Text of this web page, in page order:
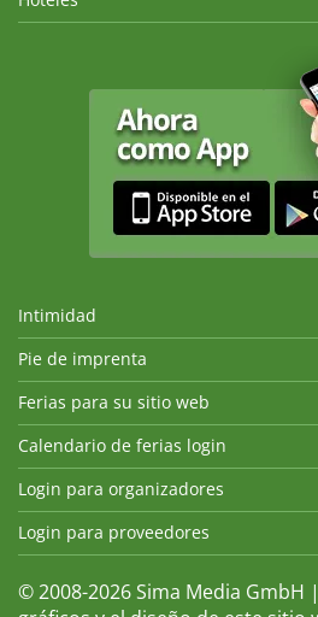
Intimidad
Pie de imprenta
Ferias para su sitio web
Calendario de ferias login
Login para organizadores
Login para proveedores
© 2008-2026 Sima Media GmbH